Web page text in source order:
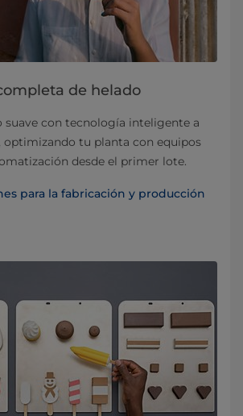
de helado
suave con tecnología inteligente a
optimizando tu planta con equipos
desde el primer lote.
para la fabricación y producción